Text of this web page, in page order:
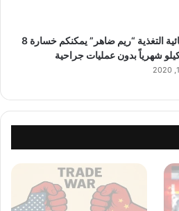
مع أخصائية التغذية “ريم ضاهر” يمكنكم خسارة 8